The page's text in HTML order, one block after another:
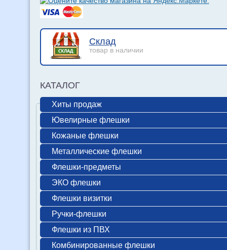
Склад
товар в наличии
КАТАЛОГ
Хиты продаж
Ювелирные флешки
Кожаные флешки
Металлические флешки
Флешки-предметы
ЭКО флешки
Флешки визитки
Ручки-флешки
Флешки из ПВХ
Комбинированные флешки